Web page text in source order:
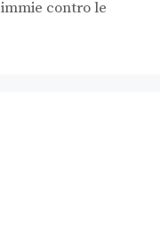
contro le